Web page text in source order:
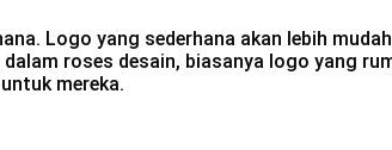
Logo yang sederhana akan lebih
roses desain, biasanya logo yang
mereka.